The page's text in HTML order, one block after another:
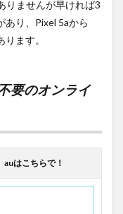
りませんが早ければ3
あり、Pixel 5aから
ます。
要のオンライ
auはこちらで！